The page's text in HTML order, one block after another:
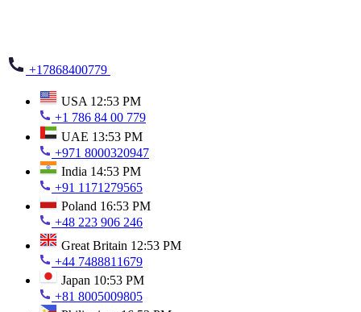
+17868400779
USA 12:53 PM
+1 786 84 00 779
UAE 13:53 PM
+971 8000320947
India 14:53 PM
+91 1171279565
Poland 16:53 PM
+48 223 906 246
Great Britain 12:53 PM
+44 7488811679
Japan 10:53 PM
+81 8005009805